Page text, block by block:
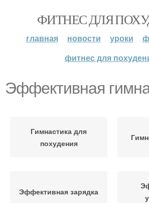
ФИТНЕС ДЛЯ
главная новости уроки
фитнес для
Эффективная
Гимнастика для
похудения
Эффективная зарядка